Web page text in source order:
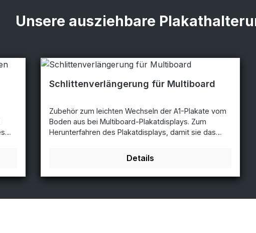
Unsere ausziehbare
Schlittenverlängerung für Multiboard
Zubehör zum leichten Wechseln der A1-Plakate vom
Boden aus bei Multiboard-Plakatdisplays. Zum
Herunterfahren des Plakatdisplays, damit sie das
Details